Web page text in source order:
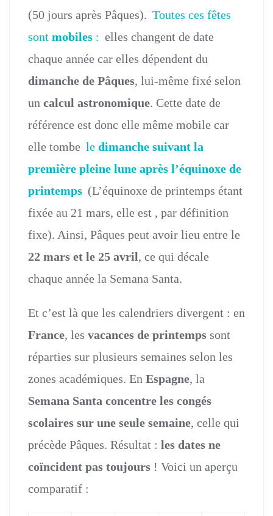
(50 jours après Pâques). Toutes ces fêtes
sont mobiles : elles changent de date
chaque année car elles dépendent du
dimanche de Pâques, lui-même fixé selon
un calcul astronomique. Cette date de
référence est donc elle même mobile car
elle tombe le dimanche suivant la
première pleine lune après l’équinoxe de
printemps (L’équinoxe de printemps étant
fixée au 21 mars, elle est , par définition
fixe). Ainsi, Pâques peut avoir lieu entre le
22 mars et le 25 avril, ce qui décale
chaque année la Semana Santa.
Et c’est là que les calendriers divergent : en
France, les vacances de printemps sont
réparties sur plusieurs semaines selon les
zones académiques. En Espagne, la
Semana Santa concentre les congés
scolaires sur une seule semaine, celle qui
précède Pâques. Résultat : les dates ne
coïncident pas toujours ! Voici un aperçu
comparatif :